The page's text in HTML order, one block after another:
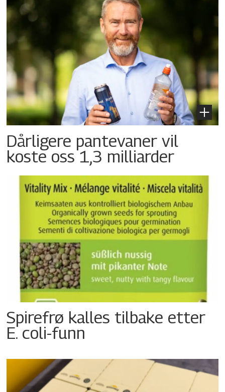
Dårligere pantevaner vil
koste oss 1,3 milliarder
Spirefrø kalles tilbake etter
E. coli-funn